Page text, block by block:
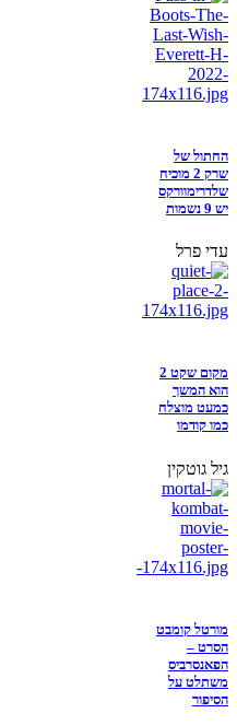
החתול של
שרק 2 מוכיח
שלדרימוורקס
יש 9 נשמות
עדי פרל
מקום שקט 2
הוא המשך
כמעט מוצלח
כמו קודמו
גיל גוטקין
מורטל קומבט
הסרט –
הפאנסרביס
משתלט על
הסיפור